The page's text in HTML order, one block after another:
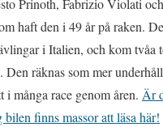
Prinoth, Fabrizio Violati
haft den i 49 år på raken.
i Italien, och kom tvåa
Den räknas som mer
i många race genom åren. Är
finns massor att läsa här!